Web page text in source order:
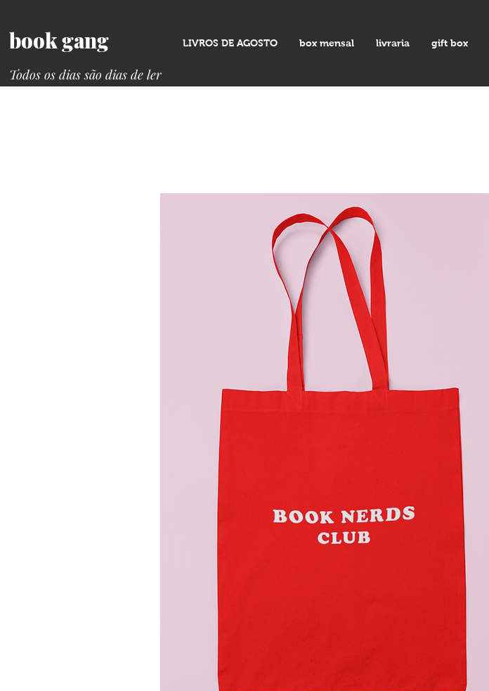
LIVROS DE AGOSTO box mensal livraria gift box
book gang
Todos os dias são dias de ler